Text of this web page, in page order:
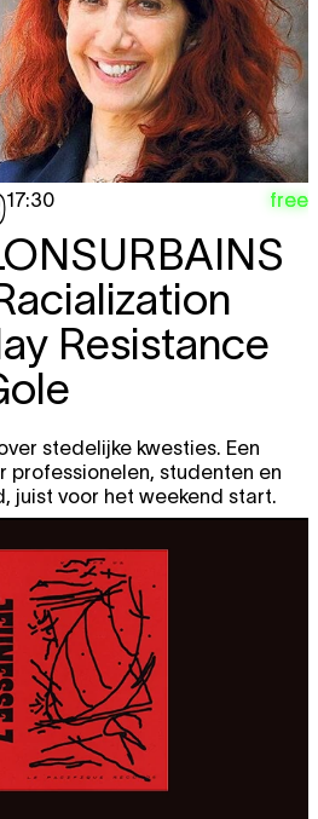
17:30 free
Resistance
stedelijke kwesties. Een
professionelen, studenten en
juist voor het weekend start.